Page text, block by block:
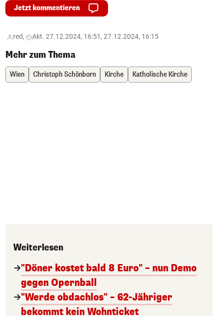
Jetzt kommentieren
red, Akt. 27.12.2024, 16:51, 27.12.2024, 16:15
Mehr zum Thema
Wien Christoph Schönborn Kirche Katholische Kirche
Weiterlesen
"Döner kostet bald 8 Euro" – nun Demo
gegen Opernball
"Werde obdachlos" – 62-Jähriger
bekommt kein Wohnticket